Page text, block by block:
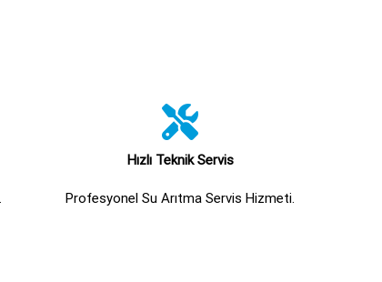
Hızlı Teknik Servis
Profesyonel Su Arıtma Servis Hizmeti.